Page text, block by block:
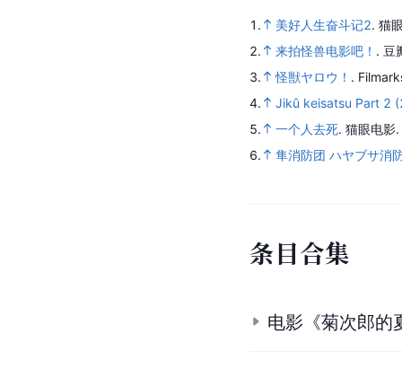
1. 美好人生奋斗记2. 猫
2.
来拍怪兽电影吧！ . 豆
3.
怪獣ヤロウ！ .
4.
Jikû keisatsu Part 2
5.
一个人去死. 猫眼电影.
6.
隼消防团 ハヤブサ消
条目合集
电影《菊次郎的